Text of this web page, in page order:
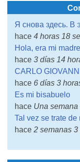
Я снова здесь. В
hace 4 horas 18
Hola, era mi
hace 3 días 14
CARLO
hace 6 días 3
Es mi bisabuelo
hace Una semana
Tal vez se trate de
hace 2 semanas 3